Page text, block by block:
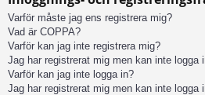
ar
Varför måste jag ens registrera mig?
Vad är COPPA?
Varför kan jag inte registrera mig?
Jag har registrerat mig men kan inte logga
Varför kan jag inte logga in?
Jag har registrerat mig men kan inte logga